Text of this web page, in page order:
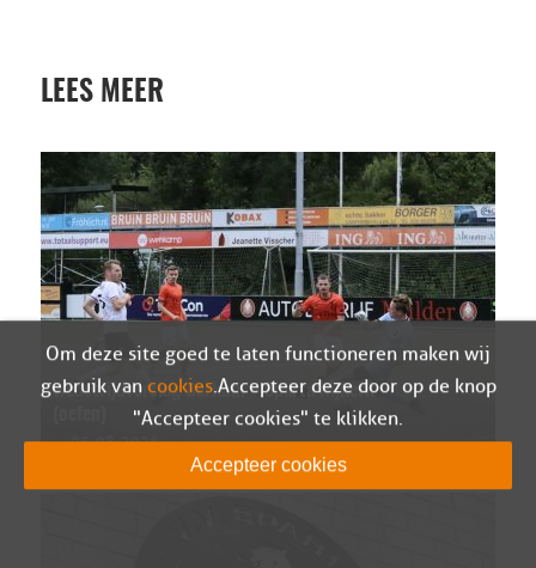
LEES MEER
Wedstrijdverslag Berkum – Sparta Nijkerk
05-08-2026
Om deze site goed te laten functioneren maken wij
gebruik van cookies. Accepteer deze door op de knop
"Accepteer cookies" te klikken.
Accepteer cookies